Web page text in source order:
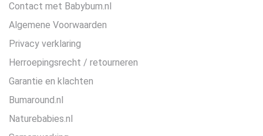
Contact met Babybum.nl
Algemene Voorwaarden
Privacy verklaring
Herroepingsrecht / retourneren
Garantie en klachten
Bumaround.nl
Naturebabies.nl